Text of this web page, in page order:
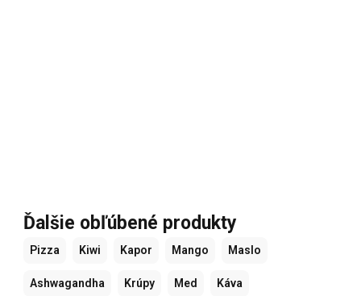
Ďalšie obľúbené produkty
Pizza Kiwi Kapor Mango Maslo
Ashwagandha Krúpy Med Káva